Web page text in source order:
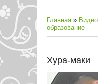
Главная » Видео
образование
Хура-маки